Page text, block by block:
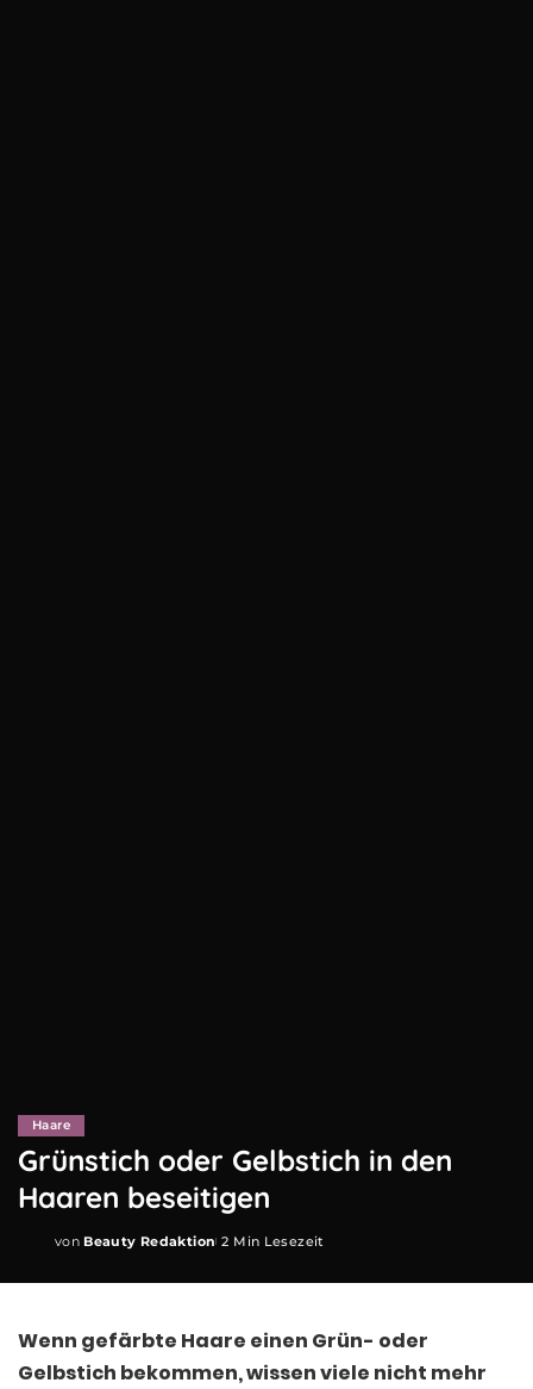
Haare
Grünstich oder Gelbstich in den
Haaren beseitigen
Posted
von Beauty Redaktion 2 Min Lesezeit
Wenn gefärbte Haare einen Grün- oder
Gelbstich bekommen, wissen viele nicht mehr